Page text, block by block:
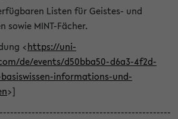
Listen für Geistes- und
sowie MINT-Fächer.
<https://uni-
de/events/d50bba50-d6a3-4f2d-
basiswissen-informations-und-
>]